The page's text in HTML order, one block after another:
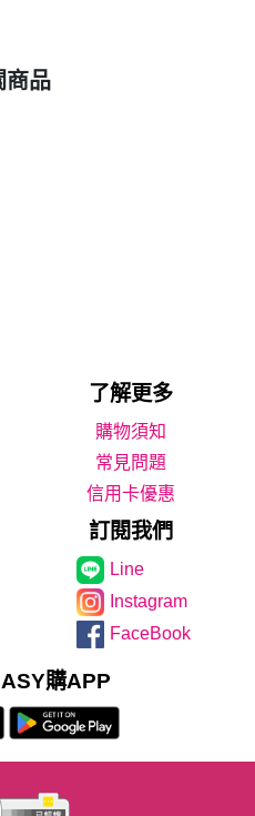
商品
了解更多
購物須知
常見問題
信用卡優惠
訂閱我們
Line
Instagram
FaceBook
購APP